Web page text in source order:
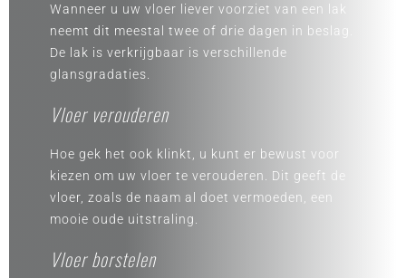
Wanneer u uw vloer liever voorziet van een lak
neemt dit meestal twee of drie dagen in beslag.
De lak is verkrijgbaar is verschillende
glansgradaties.
Vloer verouderen
Hoe gek het ook klinkt, u kunt er bewust voor
kiezen om uw vloer te verouderen. Dit geeft de
vloer, zoals de naam al doet vermoeden, een
mooie oude uitstraling.
Vloer borstelen